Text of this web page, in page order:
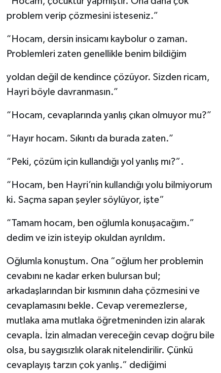
problem verip çözmesini isteseniz.”
“Hocam, dersin insicamı kaybolur o zaman.
Problemleri zaten genellikle benim bildiğim
yoldan değil de kendince çözüyor. Sizden ricam,
Hayri böyle davranmasın.”
“Hocam, cevaplarında yanlış çıkan olmuyor mu?”
“Hayır hocam. Sıkıntı da burada zaten.”
“Peki, çözüm için kullandığı yol yanlış mı?”.
“Hocam, ben Hayri’nin kullandığı yolu bilmiyorum
ki. Saçma sapan şeyler söylüyor, işte”
“Tamam hocam, ben oğlumla konuşacağım.”
dedim ve izin isteyip okuldan ayrıldım.
Oğlumla konuştum. Ona “oğlum her problemin
cevabını ne kadar erken bulursan bul;
arkadaşlarından bir kısmının daha çözmesini ve
cevaplamasını bekle. Cevap veremezlerse,
mutlaka ama mutlaka öğretmeninden izin alarak
cevapla. İzin almadan vereceğin cevap doğru bile
olsa, bu saygısızlık olarak nitelendirilir. Çünkü
cevaplayış tarzın çok yanlış.” dediğimi